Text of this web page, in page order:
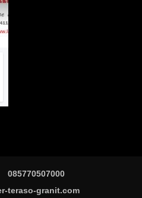
085770507000
teraso-granit.com